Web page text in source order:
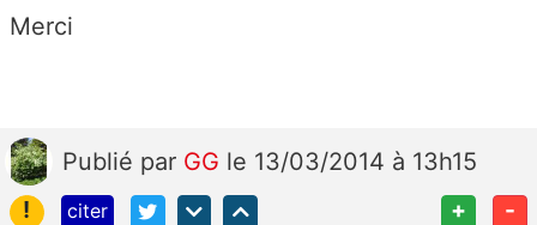
Merci
Publié par GG le 13/03/2014 à 13h15
!
citer + -